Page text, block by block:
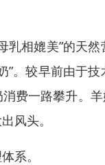
乳相媲美”的天
”。较早前由于
费一路攀升。
风头。
系。